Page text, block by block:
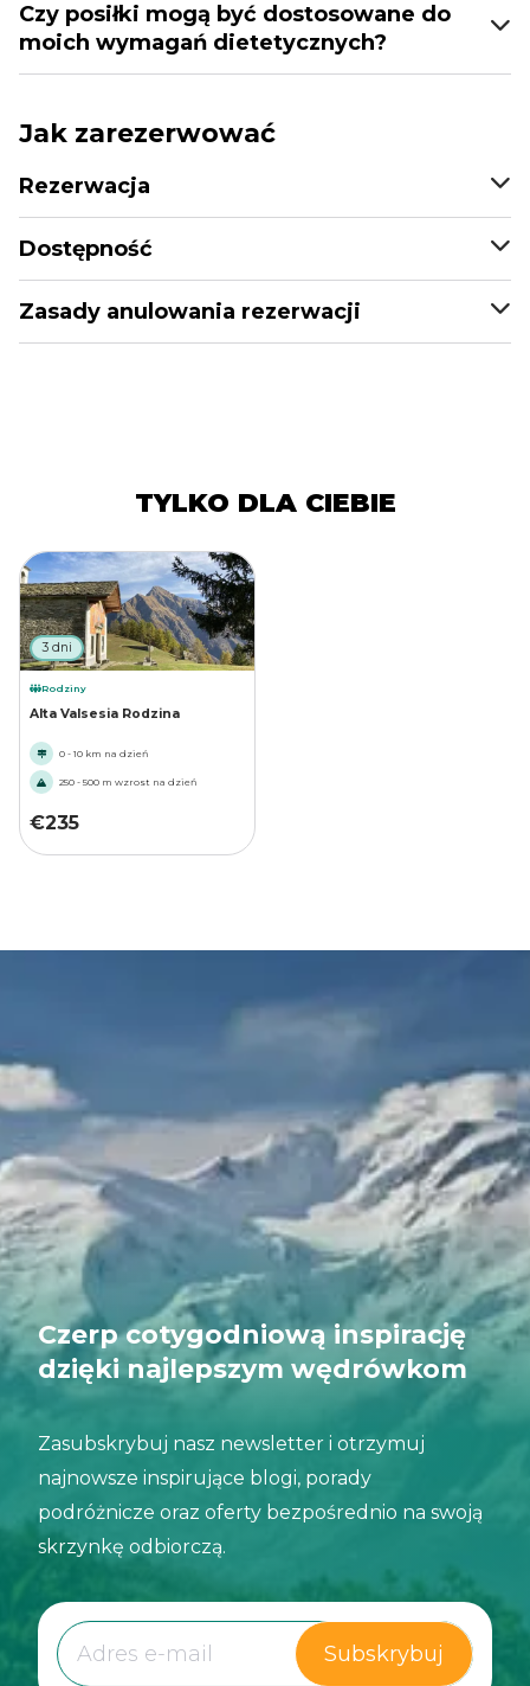
Czy posiłki mogą być dostosowane do
moich wymagań dietetycznych?
Jak zarezerwować
Rezerwacja
Dostępność
Zasady anulowania rezerwacji
TYLKO DLA CIEBIE
3 dni
Rodziny
Alta Valsesia Rodzina
0 - 10 km na dzień
250 - 500 m wzrost na dzień
€235
Czerp cotygodniową inspirację
dzięki najlepszym wędrówkom
Zasubskrybuj nasz newsletter i otrzymuj
najnowsze inspirujące blogi, porady
podróżnicze oraz oferty bezpośrednio na swoją
skrzynkę odbiorczą.
Subskrybuj